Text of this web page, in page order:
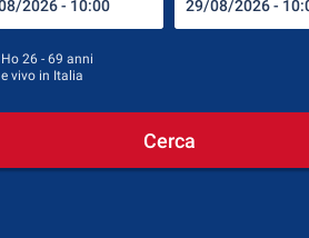
Ho 26 - 69 anni
e vivo in Italia
Cerca